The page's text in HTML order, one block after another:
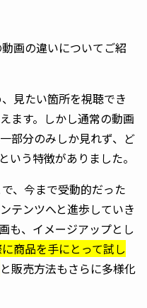
画の違いについてご紹
見たい箇所を視聴でき
ます。しかし通常の動画
部分のみしか見れず、ど
いう特徴がありました。
、今まで受動的だった
テンツへと進歩していき
も、イメージアップとし
商品を手にとって試し
と販売方法もさらに多様化